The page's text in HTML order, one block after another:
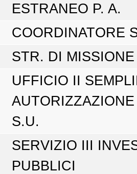
ESTRANEO P. A.
COORDINATORE
STR. DI
UFFICIO II
S.U.
SERVIZIO III
PUBBLICI